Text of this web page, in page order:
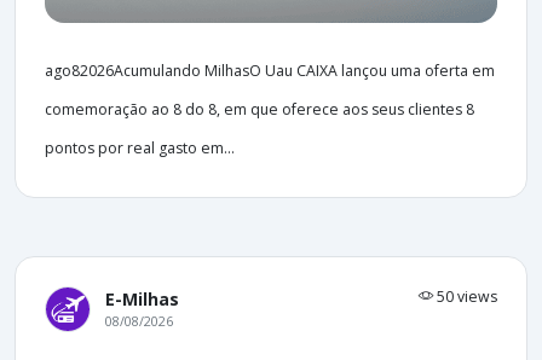
ago82026Acumulando MilhasO Uau CAIXA lançou uma oferta em
comemoração ao 8 do 8, em que oferece aos seus clientes 8
pontos por real gasto em...
E-Milhas 50 views
08/08/2026